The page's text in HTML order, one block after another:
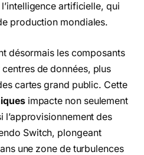
artificielle, qui
production mondiales.
désormais les composants
de données, plus
cartes grand public. Cette
impacte non seulement
l’approvisionnement des
Switch, plongeant
une zone de turbulences